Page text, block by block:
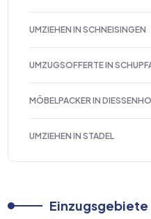
UMZIEHEN IN SCHNEISINGEN
UMZUGSOFFERTE IN
MÖBELPACKER IN
UMZIEHEN IN STADEL
Einzugsgebiete